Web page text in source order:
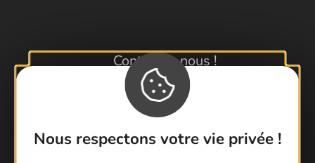
Nous respectons votre vie privée !
Contactez-nous !
Foire aux questions
Brochures
Latitude Gard